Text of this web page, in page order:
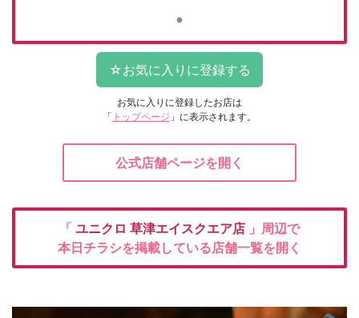
お気に入りに登録したお店は
「 トップページ 」に表示されます。
公式店舗ページを開く
「 ユニクロ 草津エイスクエア店 」周辺で
本日チラシを掲載している店舗一覧を開く